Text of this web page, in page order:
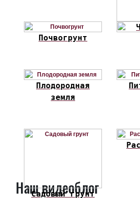
Почвогрунт
Плодородная
земля
Садовый грунт
Наш видеоблог